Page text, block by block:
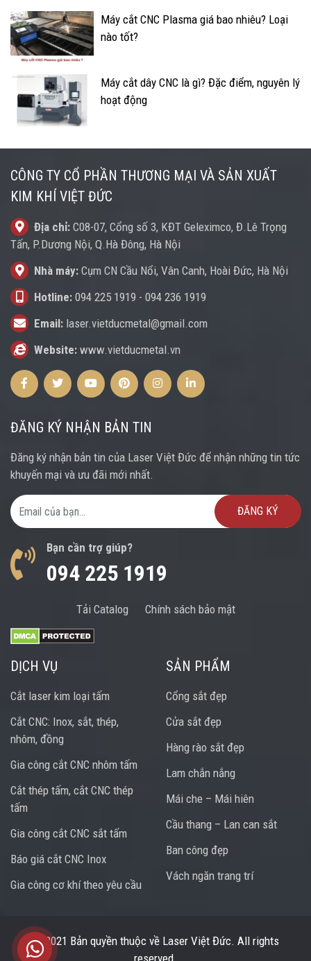
Máy cắt CNC Plasma giá bao nhiêu? Loại
nào tốt?
Máy cắt dây CNC là gì? Đặc điểm, nguyên lý
hoạt động
CÔNG TY CỔ PHẦN THƯƠNG MẠI VÀ SẢN XUẤT
KIM KHÍ VIỆT ĐỨC
Địa chỉ: C08-07, Cổng số 3, KĐT Geleximco, Đ.Lê Trọng
Tấn, P.Dương Nội, Q.Hà Đông, Hà Nội
Nhà máy: Cụm CN Cầu Nổi, Vân Canh, Hoài Đức, Hà Nội
Hotline: 094 225 1919 - 094 236 1919
Email: laser.vietducmetal@gmail.com
Website: www.vietducmetal.vn
FacebookTwitterYoutubePinterestInstagramInstagram
ĐĂNG KÝ NHẬN BẢN TIN
Đăng ký nhận bản tin của Laser Việt Đức để nhận những tin tức
khuyến mại và ưu đãi mới nhất.
Email Address
Bạn cần trợ giúp?
094 225 1919
Tải Catalog Chính sách bảo mật
DỊCH VỤ
Cắt laser kim loại tấm
Cắt CNC: Inox, sắt, thép,
nhôm, đồng
Gia công cắt CNC nhôm tấm
Cắt thép tấm, cắt CNC thép
tấm
Gia công cắt CNC sắt tấm
Báo giá cắt CNC Inox
Gia công cơ khí theo yêu cầu
SẢN PHẨM
Cổng sắt đẹp
Cửa sắt đẹp
Hàng rào sắt đẹp
Lam chắn nắng
Mái che – Mái hiên
Cầu thang – Lan can sắt
Ban công đẹp
Vách ngăn trang trí
© 2021 Bản quyền thuộc về Laser Việt Đức. All rights
reserved.
Trung tâm hỗ trợ